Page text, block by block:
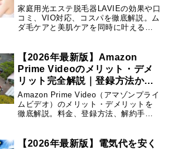
説
家庭用光エステ脱毛器LAVIEの効果や口
コミ、VIO対応、コスパを徹底解説。ム
ダ毛ケアと美肌ケアを同時に叶える理
【2026年最新版】Amazon
Prime Videoのメリット・デメ
リット完全解説｜登録方法から
解約まで
Amazon Prime Video（アマゾンプライ
ムビデオ）のメリット・デメリットを
徹底解説。料金、登録方法、解約手
方法や失敗しない使い方も紹介。
【2026年最新版】電気代を安く